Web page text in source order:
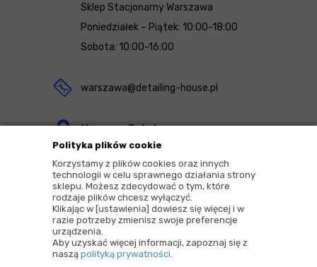
Polityka plików cookie
Korzystamy z plików cookies oraz innych
technologii w celu sprawnego działania strony
sklepu. Możesz zdecydować o tym, które
rodzaje plików chcesz wyłączyć.
Klikając w [ustawienia] dowiesz się więcej i w
razie potrzeby zmienisz swoje preferencje
urządzenia.
Aby uzyskać więcej informacji, zapoznaj się z
naszą polityką prywatności.
Sklep Stacjonarny Warszawa
Poniedziałek – Piątek: 10:00-18:00
Sobota: 10:00-16:00
warszawa@detailing-house.pl
Magazyn Rekcin
Nomos Sp. z o.o. sp.k.
ul. Agrestowa 1
83-010 Rekcin